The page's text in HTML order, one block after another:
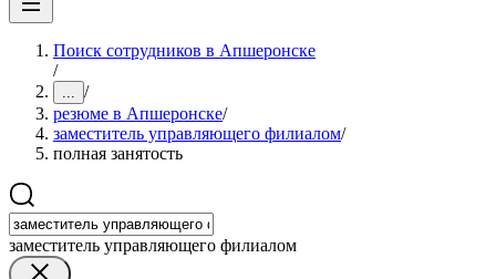
Поиск сотрудников в Апшеронске
/
... /
резюме в Апшеронске/
заместитель управляющего филиалом/
полная занятость
заместитель управляющего филиалом